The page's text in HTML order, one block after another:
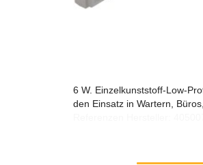
6 W. Einzelkunststoff-Low-
den Einsatz in Wartern,